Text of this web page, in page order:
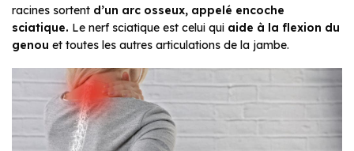
racines sortent d’un arc osseux, appelé encoche
sciatique. Le nerf sciatique est celui qui aide à la flexion du
genou et toutes les autres articulations de la jambe.